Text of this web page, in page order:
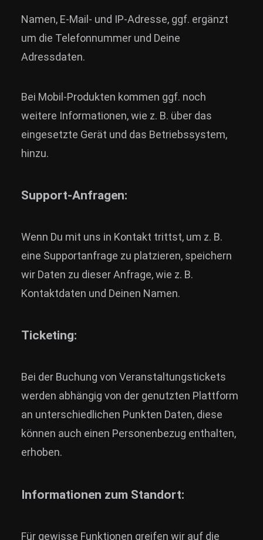
Namen, E-Mail- und IP-Adresse, ggf. ergänzt
um die Telefonnummer und Deine
Adressdaten.
Bei Mobil-Produkten kommen ggf. noch
weitere Informationen, wie z. B. über das
eingesetzte Gerät und das Betriebssystem,
hinzu.
Support-Anfragen:
Wenn Du mit uns in Kontakt trittst, um z. B.
eine Supportanfrage zu platzieren, speichern
wir Daten zu dieser Anfrage, wie z. B.
Kontaktdaten und Deinen Namen.
Ticketing:
Bei der Buchung von Veranstaltungstickets
werden abhängig von der genutzten Plattform
an unterschiedlichen Punkten Daten, diese
können auch einen Personenbezug enthalten,
erhoben.
Informationen zum Standort:
Für gewisse Funktionen greifen wir auf die